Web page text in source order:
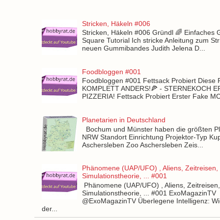
Stricken, Häkeln #006
Stricken, Häkeln #006 Gründl 🌈 Einfaches
Square Tutorial Ich stricke Anleitung zum
neuen Gummibandes Judith Jelena D...
Foodbloggen #001
Foodbloggen #001 Fettsack Probiert Diese
KOMPLETT ANDERS!🍕 - STERNEKOCH
PIZZERIA! Fettsack Probiert Erster Fake
Planetarien in Deutschland
Bochum und Münster haben die größten
NRW Standort Einrichtung Projektor-Typ
Aschersleben Zoo Aschersleben Zeis...
Phänomene (UAP/UFO) , Aliens, Zeitreisen,
Simulationstheorie, ... #001
Phänomene (UAP/UFO) , Aliens, Zeitreisen,
Simulationstheorie, ... #001 ExoMagazinTV
@ExoMagazinTV Überlegene Intelligenz:
der...